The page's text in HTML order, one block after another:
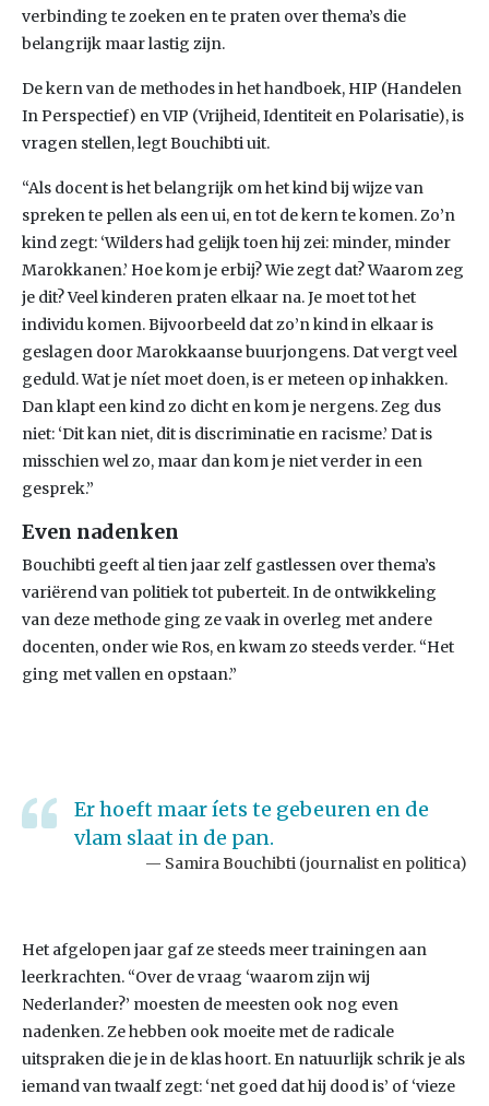
verbinding te zoeken en te praten over thema’s die
belangrijk maar lastig zijn.
De kern van de methodes in het handboek, HIP (Handelen
In Perspectief) en VIP (Vrijheid, Identiteit en Polarisatie), is
vragen stellen, legt Bouchibti uit.
“Als docent is het belangrijk om het kind bij wijze van
spreken te pellen als een ui, en tot de kern te komen. Zo’n
kind zegt: ‘Wilders had gelijk toen hij zei: minder, minder
Marokkanen.’ Hoe kom je erbij? Wie zegt dat? Waarom zeg
je dit? Veel kinderen praten elkaar na. Je moet tot het
individu komen. Bijvoorbeeld dat zo’n kind in elkaar is
geslagen door Marokkaanse buurjongens. Dat vergt veel
geduld. Wat je níet moet doen, is er meteen op inhakken.
Dan klapt een kind zo dicht en kom je nergens. Zeg dus
niet: ‘Dit kan niet, dit is discriminatie en racisme.’ Dat is
misschien wel zo, maar dan kom je niet verder in een
gesprek.”
Even nadenken
Bouchibti geeft al tien jaar zelf gastlessen over thema’s
variërend van politiek tot puberteit. In de ontwikkeling
van deze methode ging ze vaak in overleg met andere
docenten, onder wie Ros, en kwam zo steeds verder. “Het
ging met vallen en opstaan.”
Er hoeft maar íets te gebeuren en de
vlam slaat in de pan.
Samira Bouchibti (journalist en politica)
Het afgelopen jaar gaf ze steeds meer trainingen aan
leerkrachten. “Over de vraag ‘waarom zijn wij
Nederlander?’ moesten de meesten ook nog even
nadenken. Ze hebben ook moeite met de radicale
uitspraken die je in de klas hoort. En natuurlijk schrik je als
iemand van twaalf zegt: ‘net goed dat hij dood is’ of ‘vieze